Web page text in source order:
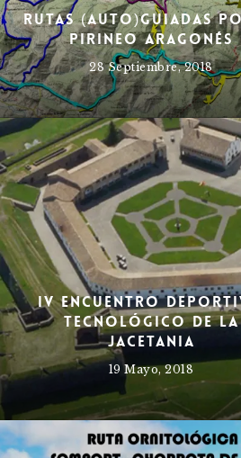
Rutas (auto)guiadas
Pirineo Aragonés
28 Septiembre, 2018
IV Encuentro
Tecnológico de la
Jacetania
19 Mayo, 2018